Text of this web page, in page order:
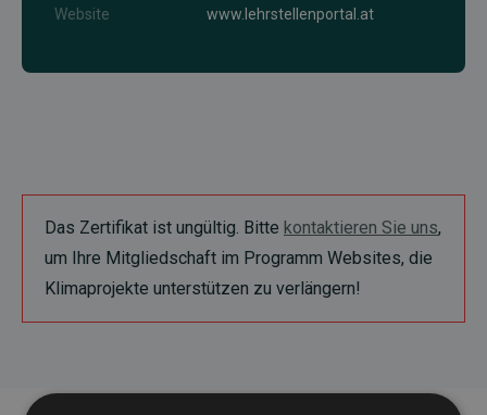
Website
www.lehrstellenportal.at
Das Zertifikat ist ungültig. Bitte kontaktieren Sie uns,
um Ihre Mitgliedschaft im Programm Websites, die
Klimaprojekte unterstützen zu verlängern!